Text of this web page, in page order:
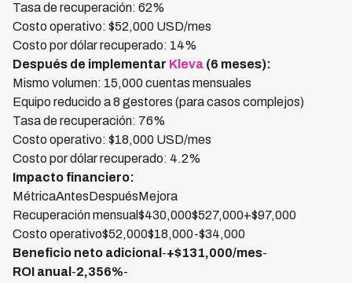
Tasa de recuperación: 62%
Costo operativo: $52,000 USD/mes
Costo por dólar recuperado: 14%
Después de implementar Kleva (6 meses):
Mismo volumen: 15,000 cuentas mensuales
Equipo reducido a 8 gestores (para casos complejos)
Tasa de recuperación: 76%
Costo operativo: $18,000 USD/mes
Costo por dólar recuperado: 4.2%
Impacto financiero:
MétricaAntesDespuésMejora
Recuperación mensual$430,000$527,000+$97,000
Costo operativo$52,000$18,000-$34,000
Beneficio neto adicional -+$131,000/mes-
ROI anual -2,356%-